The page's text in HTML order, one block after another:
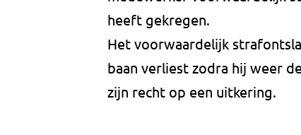
heeft gekregen.
Het voorwaardelijk
baan verliest zodra hij weer
zijn recht op een uitkering.